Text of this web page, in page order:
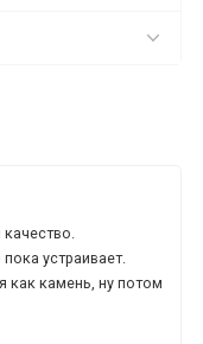
устраивает.
как камень, ну потом